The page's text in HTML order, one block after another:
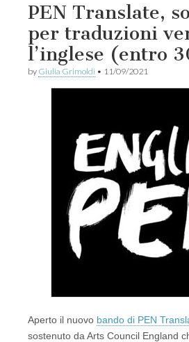
PEN Translate,
per traduzioni
l’inglese (entro
by Giulia Grimoldi • 11/09/2021
Aperto il nuovo bando di PEN
sostenuto da Arts Council England